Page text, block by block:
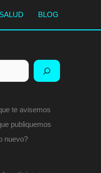
SALUD BLOG
te avisemos
publiquemos
nuevo?